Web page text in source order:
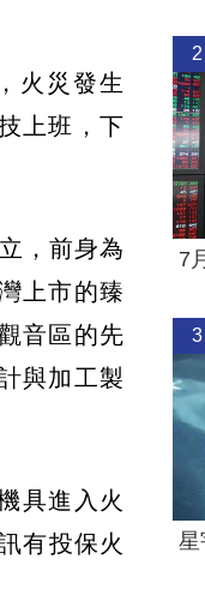
火災發生
上班，下
，前身為
上市的臻
音區的先
與加工製
具進入火
有投保火
2
3